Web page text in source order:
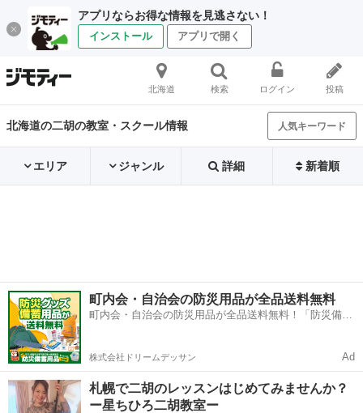
アプリならお得な情報を見逃さない！
インストール アプリで開く
北海道 検索 ログイン 投稿
北海道の二胡の教室・スクール情報 人気キーワード
エリア ジャンル 詳細 新着順
町内会・自治会の防災用品が全品送料無料
町内会・自治会の防災用品が全品送料無料！「防災備蓄
株式会社ドリームデッサン Ad
札幌で二胡のレッスンはじめてみませんか？
ー星ちひろ二胡教室ー